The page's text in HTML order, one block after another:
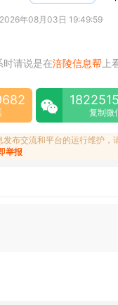
年08月03日 19:49:59
时请说是在涪陵信息帮 上
复制微
布交流和平台的运行维护，
举报